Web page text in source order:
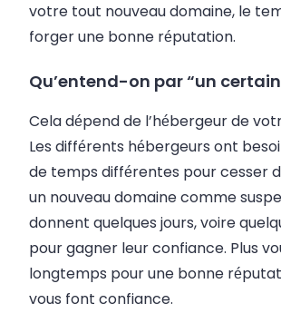
votre tout nouveau domaine, le
forger une bonne réputation.
Qu’entend-on par “un
Cela dépend de l’hébergeur de
Les différents hébergeurs ont
de temps différentes pour cesser
un nouveau domaine comme
donnent quelques jours, voire
pour gagner leur confiance. Plus
longtemps pour une bonne
vous font confiance.